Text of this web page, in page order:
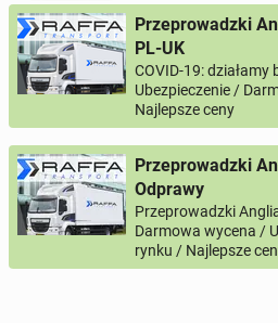
Imię i nazwisko
Twój email
Twój telefon
Numer telefon wg wzoru NR KIERUNKOWY
+44 7123456789 lub +48
Przeprowadzki
PL-UK
COVID-19:
Ubezpieczenie /
Najlepsze ceny
Przeprowadzki
Odprawy
Przeprowadzki
Darmowa wycena /
rynku / Najlepsze